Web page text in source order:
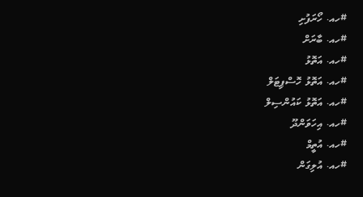
#ހއ. ހޯރަފުށި
#ހއ. ބާރަށް
#ހއ. އަތޮޅު
#ހއ. އަތޮޅު ހޮސްޕިޓަލް
#ހއ. އަތޮޅު ކައުންސިލް
#ހއ. އިހަވަންދޫ
#ހއ. އުތީމް
#ހއ. އުލިގަން